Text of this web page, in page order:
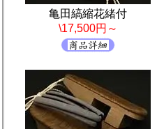
亀田縞縮花緒付
\17,500円～